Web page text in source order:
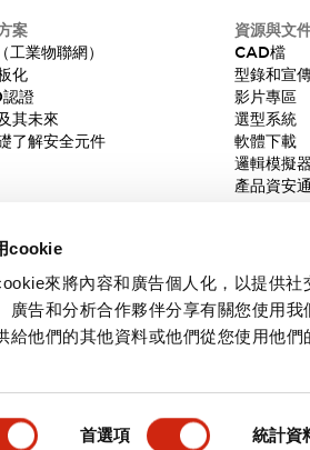
cookie
來將內容和廣告個人化，以提供
廣告和分析合作夥伴分享有關您使用
給他們的其他資料或他們從您使用他們
首選項 統計資
產品詳情
案
工業物聯網）
化
證
其未來
了解安全元件
資源與文
CAD檔
型錄和宣
影片專區
選型系統
軟體下載
邏輯模擬器
產品資安
訂閱
款